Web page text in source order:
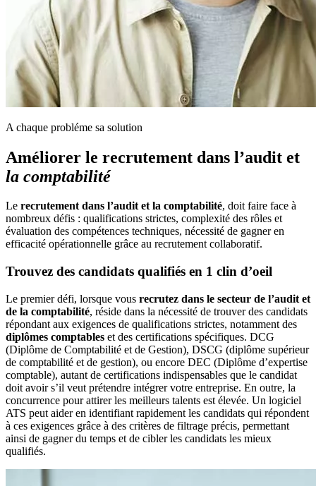
A chaque probléme sa solution
Améliorer le recrutement dans l’audit et
la comptabilité
Le recrutement dans l’audit et la comptabilité, doit faire face à
nombreux défis : qualifications strictes, complexité des rôles et
évaluation des compétences techniques, nécessité de gagner en
efficacité opérationnelle grâce au recrutement collaboratif.
Trouvez des candidats qualifiés en 1 clin d’oeil
Le premier défi, lorsque vous recrutez dans le secteur de l’audit et
de la comptabilité, réside dans la nécessité de trouver des candidats
répondant aux exigences de qualifications strictes, notamment des
diplômes comptables et des certifications spécifiques. DCG
(Diplôme de Comptabilité et de Gestion), DSCG (diplôme supérieur
de comptabilité et de gestion), ou encore DEC (Diplôme d’expertise
comptable), autant de certifications indispensables que le candidat
doit avoir s’il veut prétendre intégrer votre entreprise. En outre, la
concurrence pour attirer les meilleurs talents est élevée. Un logiciel
ATS peut aider en identifiant rapidement les candidats qui répondent
à ces exigences grâce à des critères de filtrage précis, permettant
ainsi de gagner du temps et de cibler les candidats les mieux
qualifiés.